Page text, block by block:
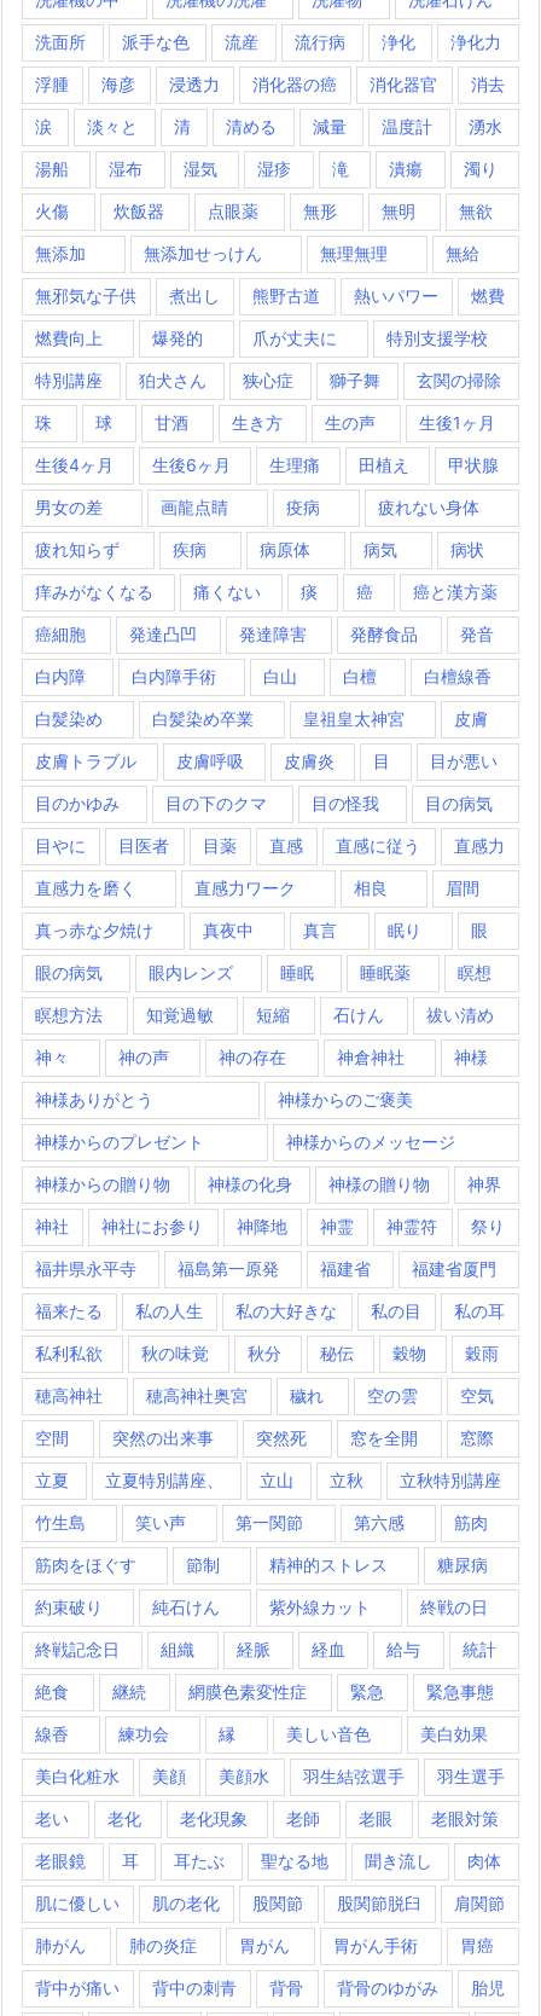
洗面所 派手な色 流産 流行病 浄化 浄化力
浮腫 海彦 浸透力 消化器の癌 消化器官 消去
涙 淡々と 清 清める 減量 温度計 湧水
湯船 湿布 湿気 湿疹 滝 潰瘍 濁り
火傷 炊飯器 点眼薬 無形 無明 無欲
無添加 無添加せっけん 無理無理 無給
無邪気な子供 煮出し 熊野古道 熱いパワー 燃費
燃費向上 爆発的 爪が丈夫に 特別支援学校
特別講座 狛犬さん 狭心症 獅子舞 玄関の掃除
珠 球 甘酒 生き方 生の声 生後1ヶ月
生後4ヶ月 生後6ヶ月 生理痛 田植え 甲状腺
男女の差 画龍点睛 疫病 疲れない身体
疲れ知らず 疾病 病原体 病気 病状
痒みがなくなる 痛くない 痰 癌 癌と漢方薬
癌細胞 発達凸凹 発達障害 発酵食品 発音
白内障 白内障手術 白山 白檀 白檀線香
白髪染め 白髪染め卒業 皇祖皇太神宮 皮膚
皮膚トラブル 皮膚呼吸 皮膚炎 目 目が悪い
目のかゆみ 目の下のクマ 目の怪我 目の病気
目やに 目医者 目薬 直感 直感に従う 直感力
直感力を磨く 直感力ワーク 相良 眉間
真っ赤な夕焼け 真夜中 真言 眠り 眼
眼の病気 眼内レンズ 睡眠 睡眠薬 瞑想
瞑想方法 知覚過敏 短縮 石けん 祓い清め
神々 神の声 神の存在 神倉神社 神様
神様ありがとう 神様からのご褒美
神様からのプレゼント 神様からのメッセージ
神様からの贈り物 神様の化身 神様の贈り物 神界
神社 神社にお参り 神降地 神霊 神霊符 祭り
福井県永平寺 福島第一原発 福建省 福建省厦門
福来たる 私の人生 私の大好きな 私の目 私の耳
私利私欲 秋の味覚 秋分 秘伝 穀物 穀雨
穂高神社 穂高神社奥宮 穢れ 空の雲 空気
空間 突然の出来事 突然死 窓を全開 窓際
立夏 立夏特別講座、 立山 立秋 立秋特別講座
竹生島 笑い声 第一関節 第六感 筋肉
筋肉をほぐす 節制 精神的ストレス 糖尿病
約束破り 純石けん 紫外線カット 終戦の日
終戦記念日 組織 経脈 経血 給与 統計
絶食 継続 網膜色素変性症 緊急 緊急事態
線香 練功会 縁 美しい音色 美白効果
美白化粧水 美顔 美顔水 羽生結弦選手 羽生選手
老い 老化 老化現象 老師 老眼 老眼対策
老眼鏡 耳 耳たぶ 聖なる地 聞き流し 肉体
肌に優しい 肌の老化 股関節 股関節脱臼 肩関節
肺がん 肺の炎症 胃がん 胃がん手術 胃癌
背中が痛い 背中の刺青 背骨 背骨のゆがみ 胎児